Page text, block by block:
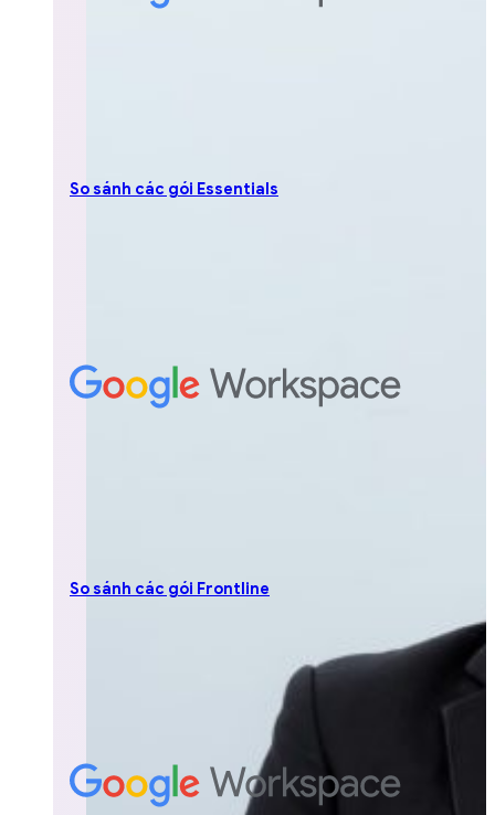
So sánh các gói Essentials
So sánh các gói Frontline